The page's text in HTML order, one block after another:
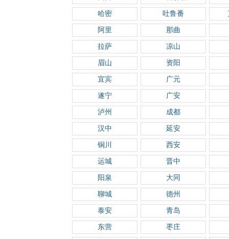
哈密 吐鲁番
阿里 那曲
拉萨 凉山
眉山 资阳
宜宾 广元
遂宁 广安
泸州 成都
汉中 延安
铜川 西安
运城 晋中
阳泉 大同
聊城 德州
泰安 青岛
东营 枣庄